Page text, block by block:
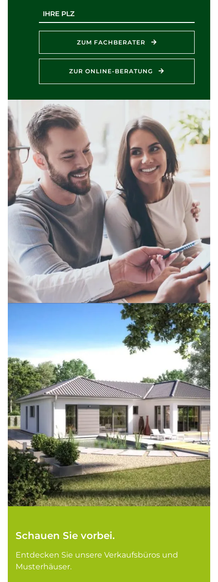
Postleitzahl
ZUM FACHBERATER
ZUR ONLINE-BERATUNG
Schauen Sie vorbei.
Entdecken Sie unsere Verkaufsbüros und
Musterhäuser.